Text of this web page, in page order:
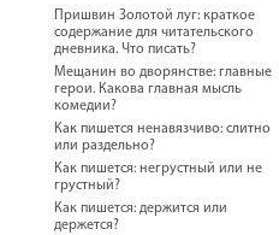
Пришвин Золотой луг: краткое
содержание для читательского
дневника. Что писать?
Мещанин во дворянстве: главные
герои. Какова главная мысль
комедии?
Как пишется ненавязчиво: слитно
или раздельно?
Как пишется: негрустный или не
грустный?
Как пишется: держится или
держется?